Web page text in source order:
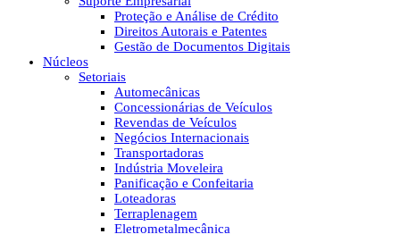
Proteção e Análise de Crédito
Direitos Autorais e Patentes
Gestão de Documentos Digitais
Núcleos
Setoriais
Automecânicas
Concessionárias de Veículos
Revendas de Veículos
Negócios Internacionais
Transportadoras
Indústria Moveleira
Panificação e Confeitaria
Loteadoras
Terraplenagem
Eletrometalmecânica